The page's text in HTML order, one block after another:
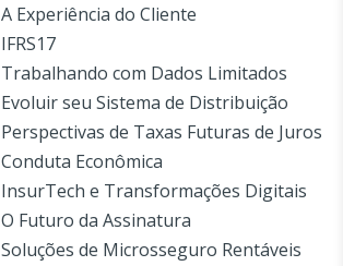
A Experiência do Cliente
IFRS17
Trabalhando com Dados Limitados
Evoluir seu Sistema de Distribuição
Perspectivas de Taxas Futuras de Juros
Conduta Econômica
InsurTech e Transformações Digitais
O Futuro da Assinatura
Soluções de Microsseguro Rentáveis